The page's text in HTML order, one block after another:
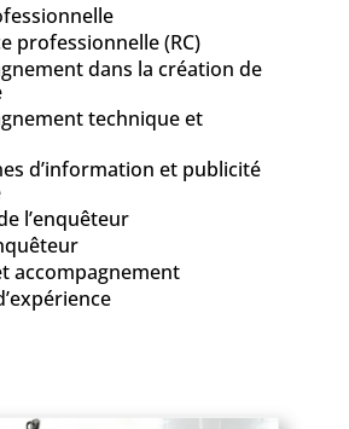
professionnelle (RC)
dans la création de
technique et
d’information et publicité
l’enquêteur
accompagnement